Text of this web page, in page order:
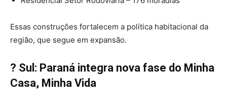
Essas construções fortalecem a política habitacional da
região, que segue em expansão.
? Sul: Paraná integra nova fase do Minha
Casa, Minha Vida